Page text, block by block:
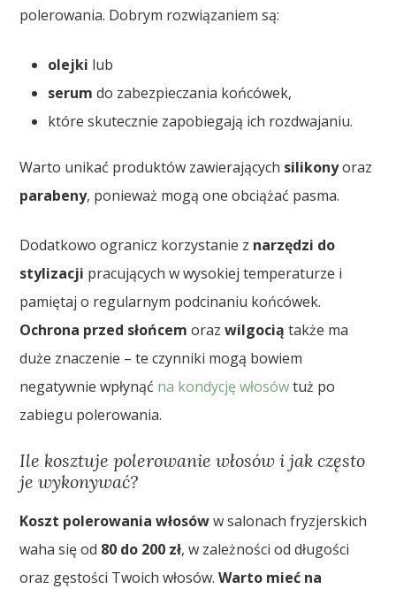
polerowania. Dobrym rozwiązaniem są:
olejki lub
serum do zabezpieczania końcówek,
które skutecznie zapobiegają ich rozdwajaniu.
Warto unikać produktów zawierających silikonyoraz
parabeny, ponieważ mogą one obciążać pasma.
Dodatkowo ogranicz korzystanie z narzędzi do
stylizacji pracujących w wysokiej temperaturze i
pamiętaj o regularnym podcinaniu końcówek.
Ochrona przed słońcem orazwilgocią także ma
duże znaczenie – te czynniki mogą bowiem
negatywnie wpłynąć na kondycję włosówtuż po
zabiegu polerowania.
Ile kosztuje polerowanie włosów i jak często
je wykonywać?
Koszt polerowania włosóww salonach fryzjerskich
waha się od 80 do 200 zł, w zależności od długości
oraz gęstości Twoich włosów.Warto mieć na